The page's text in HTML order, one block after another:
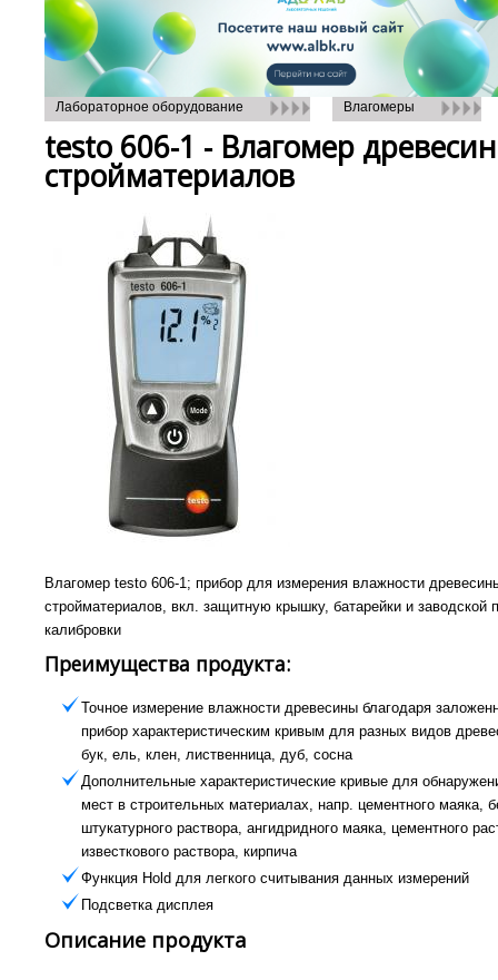
Лабораторное оборудование Влагомеры
testo 606-1 - Влагомер
стройматериалов
Влагомер testo 606-1; прибор для измерения влажности
стройматериалов, вкл. защитную крышку, батарейки и заводской
калибровки
Преимущества продукта:
Точное измерение влажности древесины благодаря
прибор характеристическим кривым для разных видов
бук, ель, клен, лиственница, дуб, сосна
Дополнительные характеристические кривые для
мест в строительных материалах, напр. цементного маяка,
штукатурного раствора, ангидридного маяка, цементного
известкового раствора, кирпича
Функция Hold для легкого считывания данных измерений
Подсветка дисплея
Описание продукта